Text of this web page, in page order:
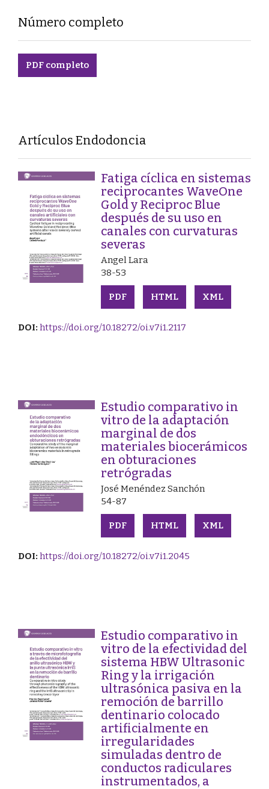
Número completo
PDF completo
Artículos Endodoncia
Fatiga cíclica en sistemas
reciprocantes WaveOne
Gold y Reciproc Blue
después de su uso en
canales con curvaturas
severas
Angel Lara
38-53
PDF HTML XML
DOI: https://doi.org/10.18272/oi.v7i1.2117
Estudio comparativo in
vitro de la adaptación
marginal de dos
materiales biocerámicos
en obturaciones
retrógradas
José Menéndez Sanchón
54-87
PDF HTML XML
DOI: https://doi.org/10.18272/oi.v7i1.2045
Estudio comparativo in
vitro de la efectividad del
sistema HBW Ultrasonic
Ring y la irrigación
ultrasónica pasiva en la
remoción de barrillo
dentinario colocado
artificialmente en
irregularidades
simuladas dentro de
conductos radiculares
instrumentados, a